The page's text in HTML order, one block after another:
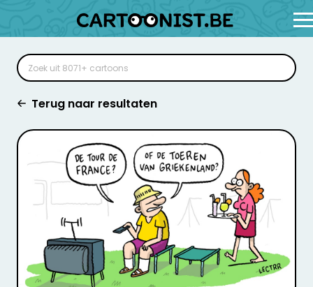
Terug naar resultaten